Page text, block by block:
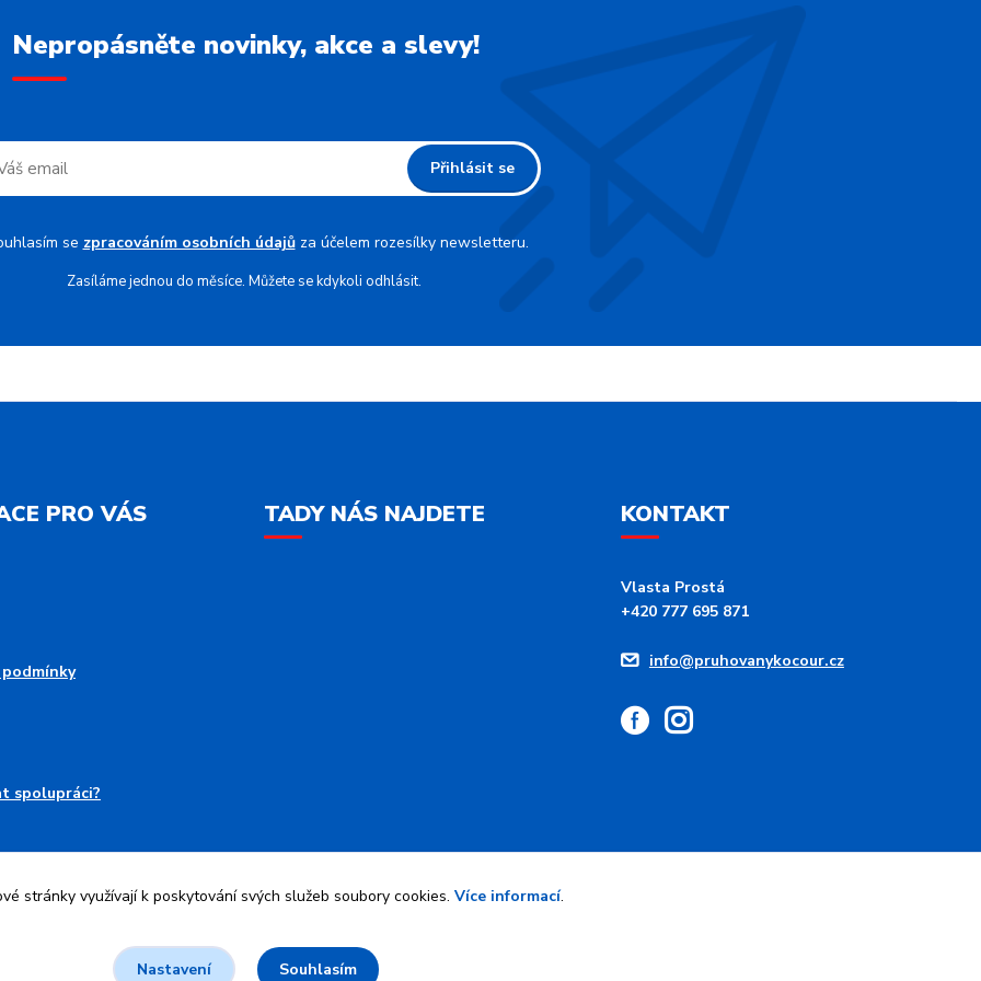
Nepropásněte novinky, akce a slevy!
Přihlásit se
se zpracováním osobních údajůza účelem rozesílky newsletteru.
Zasíláme jednou do měsíce. Můžete se kdykoli odhlásit.
PRO VÁS
spolupráci?
TADY NÁS NAJDETE KONTAKT
Vlasta Prostá
+420 777 695 871
info@pruhovanykocour.cz
stránky využívají k poskytování svých služeb soubory cookies. Více informací.
Nastavení Souhlasím